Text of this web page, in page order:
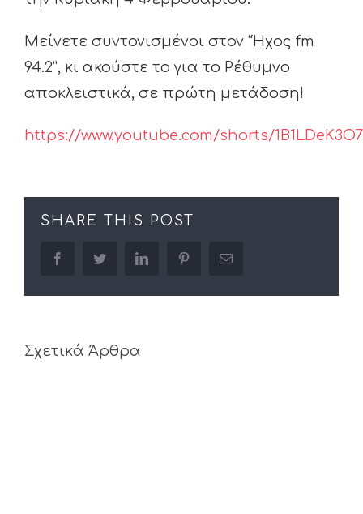
Μείνετε συντονισμένοι στον “Ήχος fm
94.2”, κι ακούστε το για το Ρέθυμνο
αποκλειστικά, σε πρώτη μετάδοση!
https://www.youtube.com/shorts/
SHARE THIS POST
facebooktwitter linkedin pinterestEmail
Σχετικά Άρθρα